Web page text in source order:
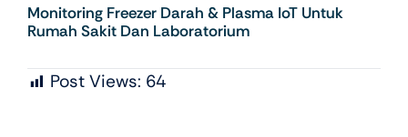
Monitoring Freezer Darah & Plasma IoT Untuk
Rumah Sakit Dan Laboratorium
Post Views: 64